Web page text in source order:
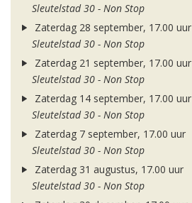
Sleutelstad 30 - Non Stop
Zaterdag 28 september, 17.00 uur
Sleutelstad 30 - Non Stop
Zaterdag 21 september, 17.00 uur
Sleutelstad 30 - Non Stop
Zaterdag 14 september, 17.00 uur
Sleutelstad 30 - Non Stop
Zaterdag 7 september, 17.00 uur
Sleutelstad 30 - Non Stop
Zaterdag 31 augustus, 17.00 uur
Sleutelstad 30 - Non Stop